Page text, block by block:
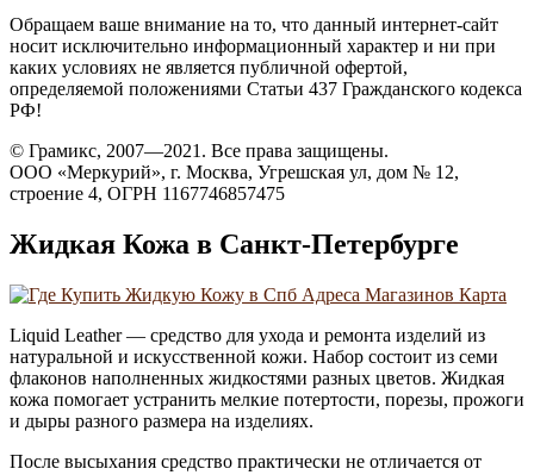
Обращаем ваше внимание на то, что данный интернет-сайт
носит исключительно информационный характер и ни при
каких условиях не является публичной офертой,
определяемой положениями Статьи 437 Гражданского кодекса
РФ!
© Грамикс, 2007—2021. Все права защищены.
ООО «Меркурий», г. Москва, Угрешская ул, дом № 12,
строение 4, ОГРН 1167746857475
Жидкая Кожа в Санкт-Петербурге
Liquid Leather — средство для ухода и ремонта изделий из
натуральной и искусственной кожи. Набор состоит из семи
флаконов наполненных жидкостями разных цветов. Жидкая
кожа помогает устранить мелкие потертости, порезы, прожоги
и дыры разного размера на изделиях.
После высыхания средство практически не отличается от